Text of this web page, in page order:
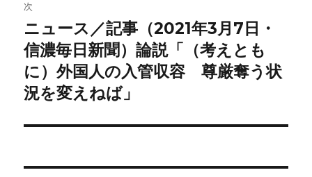
シ
ョ
ン
次
次
の
投
稿:
ニュース／記事（2021年3月7日・
信濃毎日新聞）論説「（考えとも
に）外国人の入管収容 尊厳奪う状
況を変えねば」